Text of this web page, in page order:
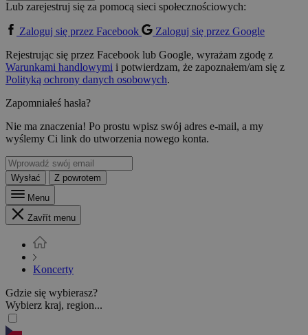
Lub zarejestruj się za pomocą sieci społecznościowych:
Zaloguj się przez Facebook
Zaloguj się przez Google
Rejestrując się przez Facebook lub Google, wyrażam zgodę z
Warunkami handlowymi i potwierdzam, że zapoznałem/am się z
Polityką ochrony danych osobowych.
Zapomniałeś hasła?
Nie ma znaczenia! Po prostu wpisz swój adres e-mail, a my
wyślemy Ci link do utworzenia nowego konta.
Wysłać
Z powrotem
Menu
Zavřít menu
Koncerty
Gdzie się wybierasz?
Wybierz kraj, region...